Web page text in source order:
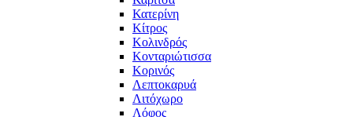
Κατερίνη
Κίτρος
Κολινδρός
Κονταριώτισσα
Κορινός
Λεπτοκαρυά
Λιτόχωρο
Λόφος